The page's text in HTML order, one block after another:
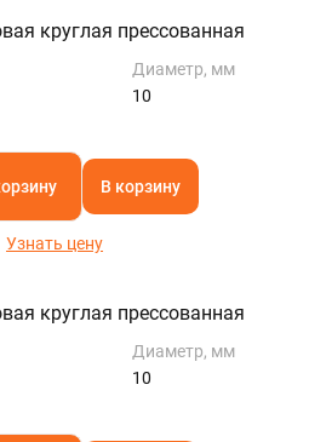
круглая прессованная
Диаметр, мм
10
В корзину
Узнать цену
круглая прессованная
Диаметр, мм
10